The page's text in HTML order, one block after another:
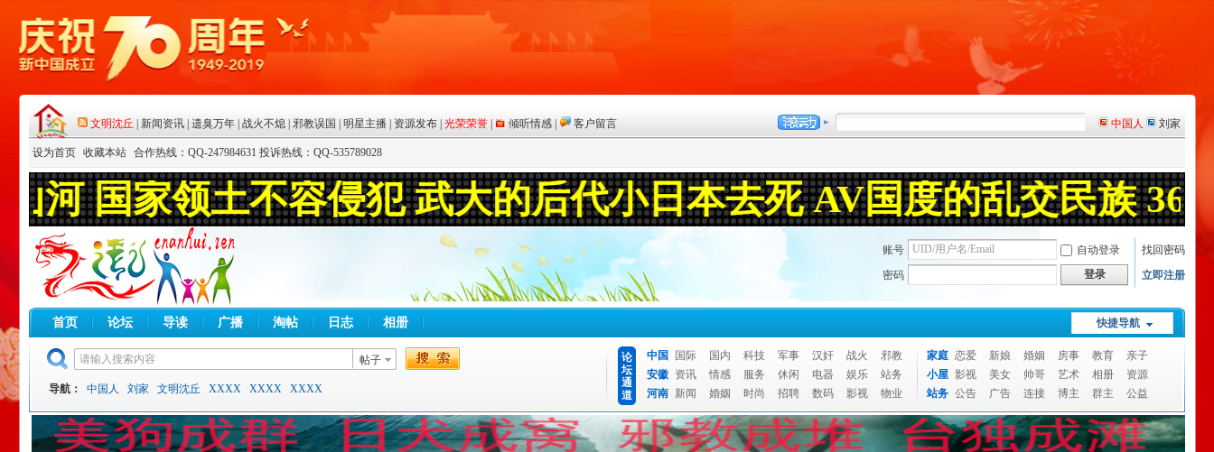
设为首页 收藏本站 合作热线：QQ-247984631 投诉热线：QQ-535789028
账号 自动登录
找回密码
密码
登录 立即注册
快捷导航
首页 论坛 导读 广播 淘帖 日志 相册
帖子
导航： 中国人 刘家 文明沈丘 XXXX XXXX XXXX
论
坛
通
道
中国 国际 国内 科技 军事 汉奸 战火
邪教
安徽 资讯 情感 服务 休闲 电器 娱乐
站务
河南 新闻 婚姻 时尚 招聘 数码 影视 物业
家庭 恋爱 新娘 婚姻 房事 教育
亲子
小屋 影视 美女 帅哥 艺术 相册
资源
站务 公告 广告 连接 博主 群主 公益